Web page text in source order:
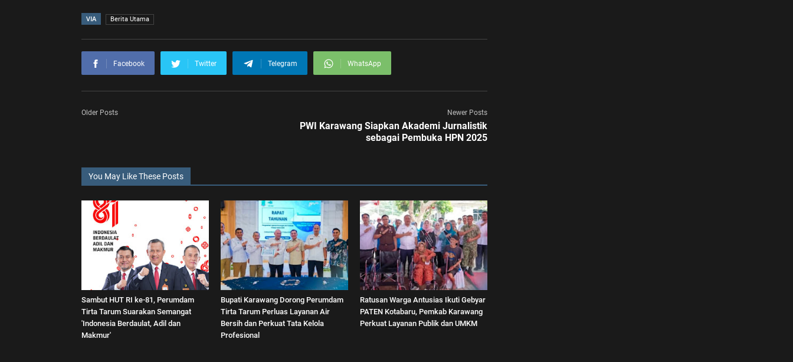
VIA Berita Utama
Facebook Twitter Telegram WhatsApp
Older Posts Newer Posts
PWI Karawang Siapkan Akademi Jurnalistik
sebagai Pembuka HPN 2025
You May Like These Posts
Sambut HUT RI ke-81, Perumdam
Tirta Tarum Suarakan Semangat
'Indonesia Berdaulat, Adil dan
Makmur'
Bupati Karawang Dorong Perumdam
Tirta Tarum Perluas Layanan Air
Bersih dan Perkuat Tata Kelola
Profesional
Ratusan Warga Antusias Ikuti Gebyar
PATEN Kotabaru, Pemkab Karawang
Perkuat Layanan Publik dan UMKM